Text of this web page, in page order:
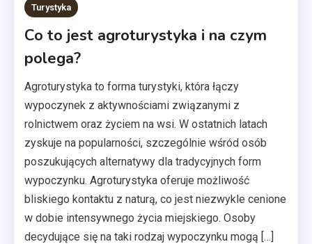
Turystyka
Co to jest agroturystyka i na czym
polega?
Agroturystyka to forma turystyki, która łączy
wypoczynek z aktywnościami związanymi z
rolnictwem oraz życiem na wsi. W ostatnich latach
zyskuje na popularności, szczególnie wśród osób
poszukujących alternatywy dla tradycyjnych form
wypoczynku. Agroturystyka oferuje możliwość
bliskiego kontaktu z naturą, co jest niezwykle cenione
w dobie intensywnego życia miejskiego. Osoby
decydujące się na taki rodzaj wypoczynku mogą […]